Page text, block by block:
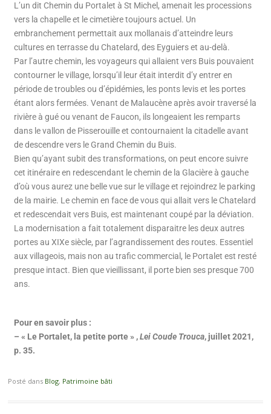
L’un dit Chemin du Portalet à St Michel, amenait les processions
vers la chapelle et le cimetière toujours actuel. Un
embranchement permettait aux mollanais d’atteindre leurs
cultures en terrasse du Chatelard, des Eyguiers et au-delà.
Par l’autre chemin, les voyageurs qui allaient vers Buis pouvaient
contourner le village, lorsqu’il leur était interdit d’y entrer en
période de troubles ou d’épidémies, les ponts levis et les portes
étant alors fermées. Venant de Malaucène après avoir traversé la
rivière à gué ou venant de Faucon, ils longeaient les remparts
dans le vallon de Pisserouille et contournaient la citadelle avant
de descendre vers le Grand Chemin du Buis.
Bien qu’ayant subit des transformations, on peut encore suivre
cet itinéraire en redescendant le chemin de la Glacière à gauche
d’où vous aurez une belle vue sur le village et rejoindrez le parking
de la mairie. Le chemin en face de vous qui allait vers le Chatelard
et redescendait vers Buis, est maintenant coupé par la déviation.
La modernisation a fait totalement disparaitre les deux autres
portes au XIXe siècle, par l’agrandissement des routes. Essentiel
aux villageois, mais non au trafic commercial, le Portalet est resté
presque intact. Bien que vieillissant, il porte bien ses presque 700
ans.
Pour en savoir plus :
– « Le Portalet, la petite porte » ,Lei Coude Trouca, juillet 2021,
p. 35.
Posté dans Blog, Patrimoine bâti